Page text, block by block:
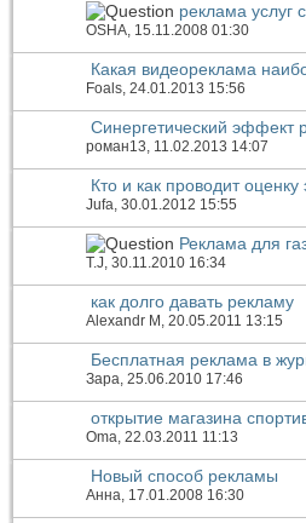
реклама услуг
OSHA, 15.11.2008 01:30
Какая видеореклама
Foals, 24.01.2013 15:56
Синергетический эффект
роман13, 11.02.2013 14:07
Кто и как проводит
Jufa, 30.01.2012 15:55
Реклама для
T.J, 30.11.2010 16:34
как долго давать рекламу
Alexandr M , 20.05.2011 13:15
Бесплатная реклама в
Зара, 25.06.2010 17:46
открытие магазина
Oma, 22.03.2011 11:13
Новый способ рекламы
Анна, 17.01.2008 16:30